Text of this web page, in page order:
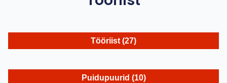
Tööriist (27)
Puidupuurid (10)